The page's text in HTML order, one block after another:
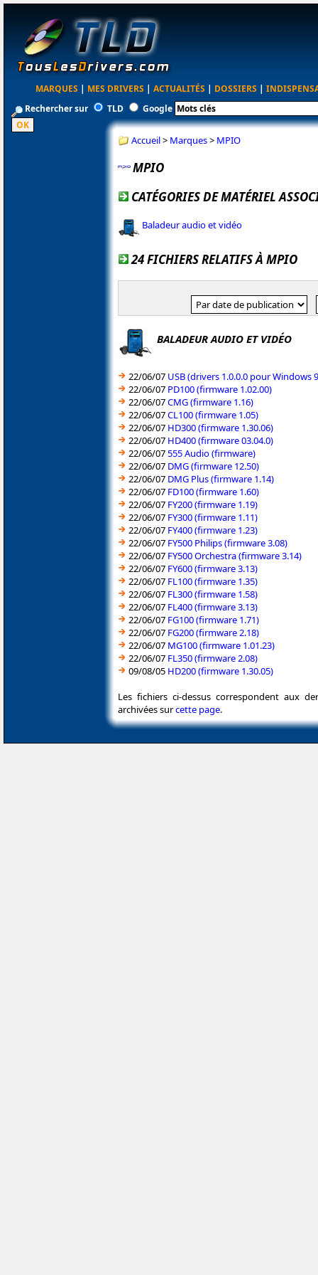
MARQUES | MES DRIVERS | ACTUALITÉS | DOSSIERS |
Rechercher sur
TLD Google
Accueil> Marques> MPIO
MPIO
CATÉGORIES DE MATÉRIEL
Baladeur audio et vidéo
24 FICHIERS RELATIFS À MPIO
BALADEUR AUDIO ET VIDÉO
22/06/07 USB (drivers 1.0.0.0 pour Windows
22/06/07 PD100 (firmware 1.02.00)
22/06/07CMG (firmware 1.16)
22/06/07CL100 (firmware 1.05)
22/06/07 HD300 (firmware 1.30.06)
22/06/07 HD400 (firmware 03.04.0)
22/06/07555 Audio (firmware)
22/06/07 DMG (firmware 12.50)
22/06/07 DMG Plus (firmware 1.14)
22/06/07 FD100 (firmware 1.60)
22/06/07 FY200 (firmware 1.19)
22/06/07 FY300 (firmware 1.11)
22/06/07 FY400 (firmware 1.23)
22/06/07 FY500 Philips (firmware 3.08)
22/06/07 FY500 Orchestra (firmware 3.14)
22/06/07 FY600 (firmware 3.13)
22/06/07 FL100 (firmware 1.35)
22/06/07 FL300 (firmware 1.58)
22/06/07 FL400 (firmware 3.13)
22/06/07 FG100 (firmware 1.71)
22/06/07 FG200 (firmware 2.18)
22/06/07 MG100 (firmware 1.01.23)
22/06/07 FL350 (firmware 2.08)
09/08/05 HD200 (firmware 1.30.05)
Les fichiers ci-dessus correspondent aux
archivées surcette page.